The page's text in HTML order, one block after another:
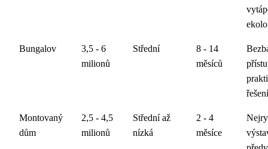
Bungalov
3,5 - 6
milionů
Střední
8 - 14
měsíců
řešení
Montovaný
dům
2,5 - 4,5
milionů
Střední až
nízká
2 - 4
měsíce